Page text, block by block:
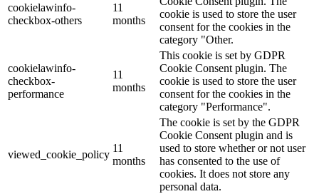
cookielawinfo-
checkbox-others
11
months
cookie is used to store the user
consent for the cookies in the
category "Other.
cookielawinfo-
checkbox-
performance
11
months
This cookie is set by GDPR
Cookie Consent plugin. The
cookie is used to store the user
consent for the cookies in the
category "Performance".
viewed_cookie_policy
11
months
The cookie is set by the GDPR
Cookie Consent plugin and is
used to store whether or not user
has consented to the use of
cookies. It does not store any
personal data.